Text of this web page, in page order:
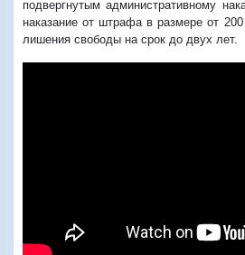
подвергнутым административному
наказание от штрафа в размере от
лишения свободы на срок до двух лет.